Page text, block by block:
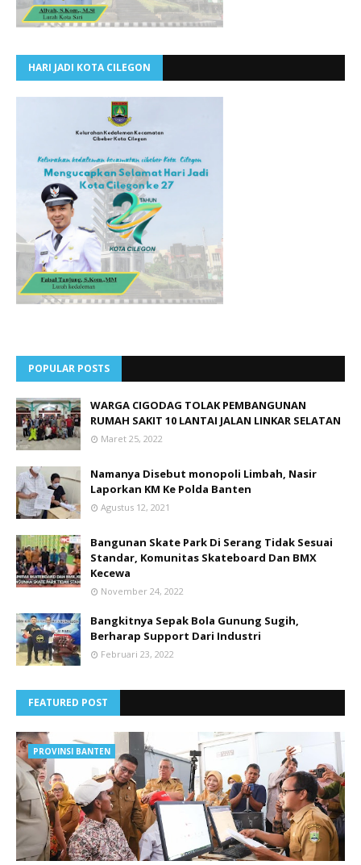
HARI JADI KOTA CILEGON
POPULAR POSTS
WARGA CIGODAG TOLAK PEMBANGUNAN
RUMAH SAKIT 10 LANTAI JALAN LINKAR SELATAN
Maret 25, 2022
Namanya Disebut monopoli Limbah, Nasir
Laporkan KM Ke Polda Banten
Agustus 12, 2021
Bangunan Skate Park Di Serang Tidak Sesuai
Standar, Komunitas Skateboard Dan BMX
Kecewa
November 24, 2022
Bangkitnya Sepak Bola Gunung Sugih,
Berharap Support Dari Industri
Februari 23, 2022
FEATURED POST
PROVINSI BANTEN